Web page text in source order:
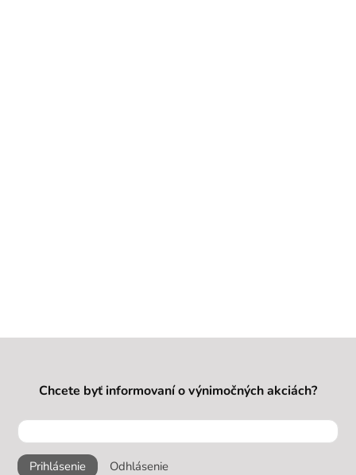
Chcete byť informovaní o výnimočných akciách?
Prihlásenie Odhlásenie